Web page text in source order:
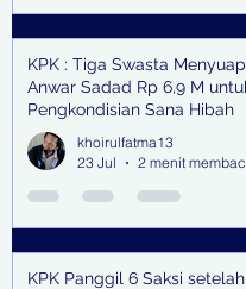
KPK : Tiga Swasta Menyuap
Anwar Sadad Rp 6,9 M
Pengkondisian Sana Hibah
khoirulfatma13
23 Jul
2 menit
KPK Panggil 6 Saksi setelah